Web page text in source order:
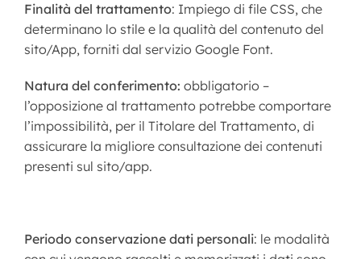
Finalità del trattamento: Impiego di file CSS, che
determinano lo stile e la qualità del contenuto del
sito/App, forniti dal servizio Google Font.
Natura del conferimento: obbligatorio –
l’opposizione al trattamento potrebbe comportare
l’impossibilità, per il Titolare del Trattamento, di
assicurare la migliore consultazione dei contenuti
presenti sul sito/app.
Periodo conservazione dati personali: le modalità